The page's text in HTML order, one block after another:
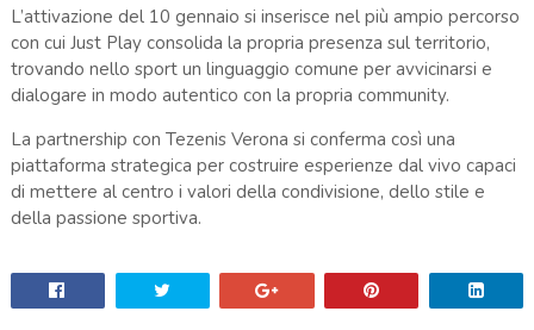
L’attivazione del 10 gennaio si inserisce nel più ampio percorso
con cui Just Play consolida la propria presenza sul territorio,
trovando nello sport un linguaggio comune per avvicinarsi e
dialogare in modo autentico con la propria community.
La partnership con Tezenis Verona si conferma così una
piattaforma strategica per costruire esperienze dal vivo capaci
di mettere al centro i valori della condivisione, dello stile e
della passione sportiva.